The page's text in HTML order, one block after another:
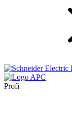
Profi